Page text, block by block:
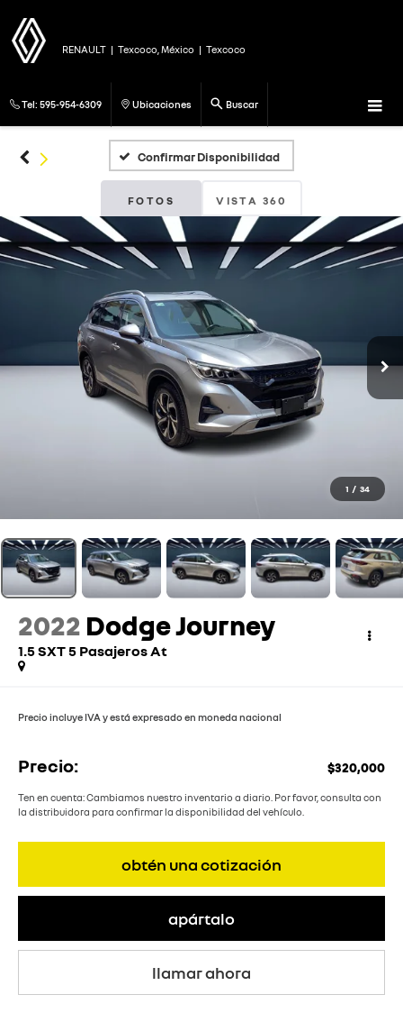
RENAULT | Texcoco, México | Texcoco
Tel: 595-954-6309 Ubicaciones Buscar
Confirmar Disponibilidad
FOTOS VISTA 360
1 / 34
2022 Dodge Journey
1.5 SXT 5 Pasajeros At
Precio incluye IVA y está expresado en moneda nacional
Precio: $320,000
Ten en cuenta: Cambiamos nuestro inventario a diario. Por favor, consulta con
la distribuidora para confirmar la disponibilidad del vehículo.
obtén una cotización
apártalo
llamar ahora